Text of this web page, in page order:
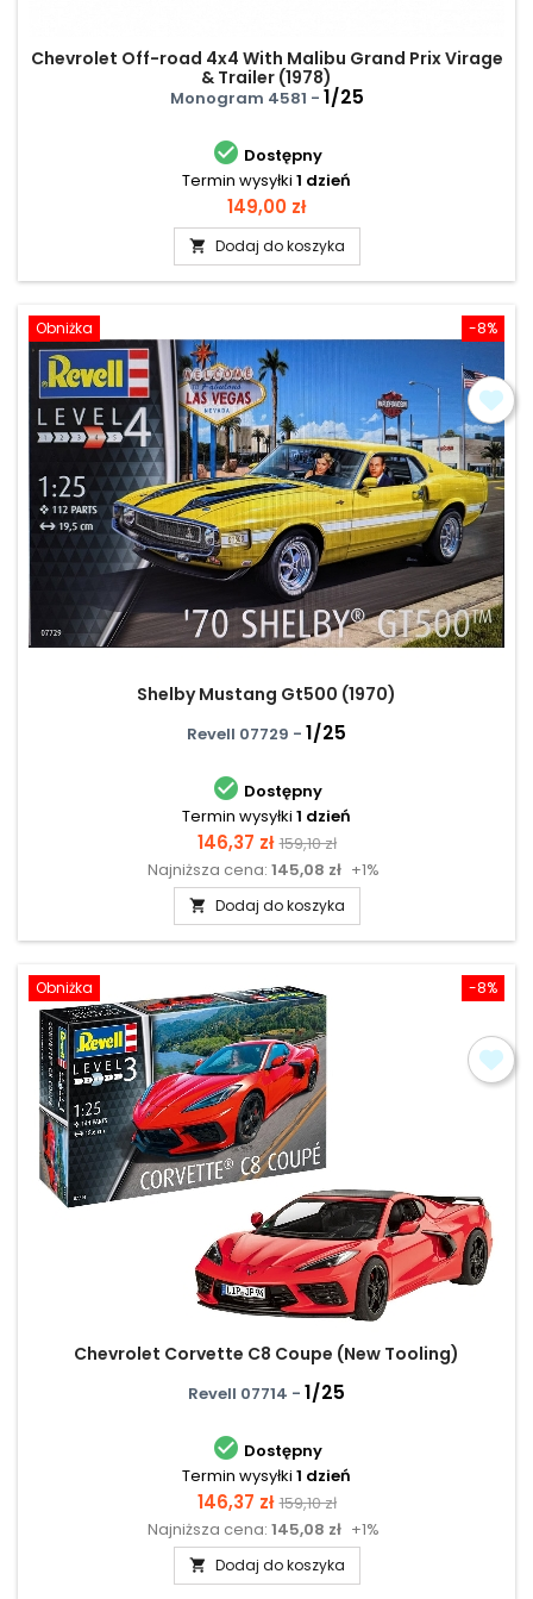
Chevrolet Off-road 4x4 With Malibu Grand Prix Virage
& Trailer (1978)
Monogram 4581 - 1/25
 Dostępny
Termin wysyłki 1 dzień
Cena
149,00 zł
 Dodaj do koszyka
-8%
Obniżka
Shelby Mustang Gt500 (1970)
Revell 07729 - 1/25
 Dostępny
Termin wysyłki 1 dzień
Cena
146,37 zł Cena
podstawowa
159,10 zł
Najniższa cena: 145,08 zł +1%
 Dodaj do koszyka
-8%
Obniżka
Chevrolet Corvette C8 Coupe (New Tooling)
Revell 07714 - 1/25
 Dostępny
Termin wysyłki 1 dzień
Cena
146,37 zł Cena
podstawowa
159,10 zł
Najniższa cena: 145,08 zł +1%
 Dodaj do koszyka